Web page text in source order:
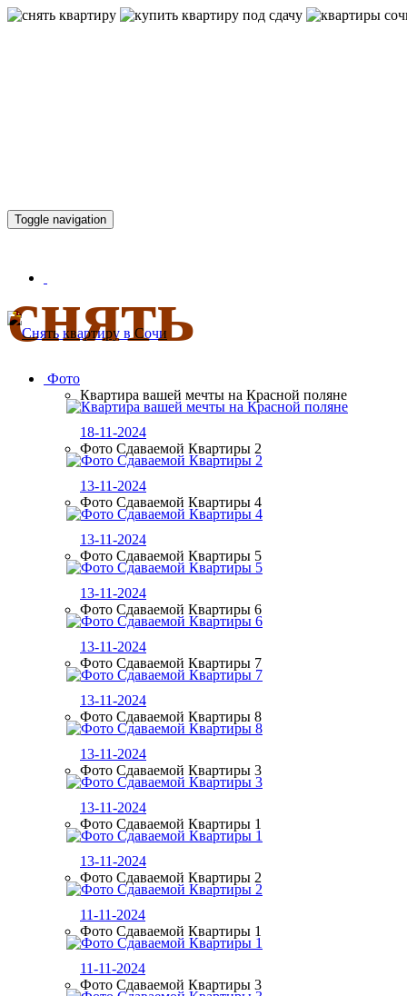
снять
Toggle navigation
Фото
Квартира вашей мечты на Красной поляне
18-11-2024
Фото Сдаваемой Квартиры 2
13-11-2024
Фото Сдаваемой Квартиры 4
13-11-2024
Фото Сдаваемой Квартиры 5
13-11-2024
Фото Сдаваемой Квартиры 6
13-11-2024
Фото Сдаваемой Квартиры 7
13-11-2024
Фото Сдаваемой Квартиры 8
13-11-2024
Фото Сдаваемой Квартиры 3
13-11-2024
Фото Сдаваемой Квартиры 1
13-11-2024
Фото Сдаваемой Квартиры 2
11-11-2024
Фото Сдаваемой Квартиры 1
11-11-2024
Фото Сдаваемой Квартиры 3